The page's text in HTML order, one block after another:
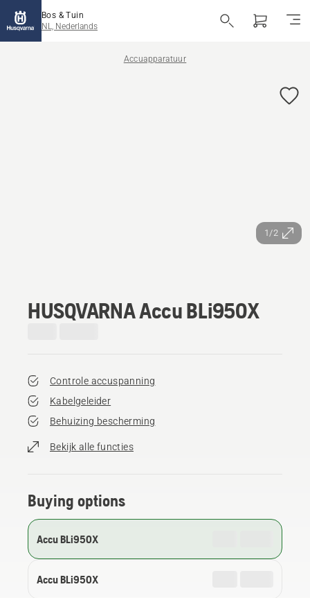
Bos & Tuin
NL, Nederlands
Accuapparatuur
1/2
HUSQVARNA Accu BLi950X
Controle accuspanning
Kabelgeleider
Behuizing bescherming
Bekijk alle functies
Buying options
Accu BLi950X
Accu BLi950X